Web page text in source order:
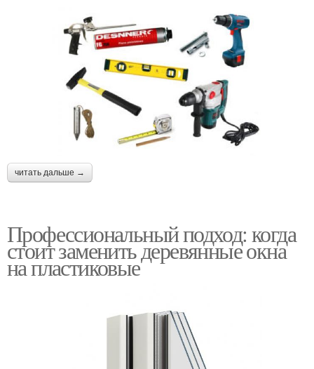
читать дальше →
Профессиональный подход: когда
стоит заменить деревянные окна
на пластиковые